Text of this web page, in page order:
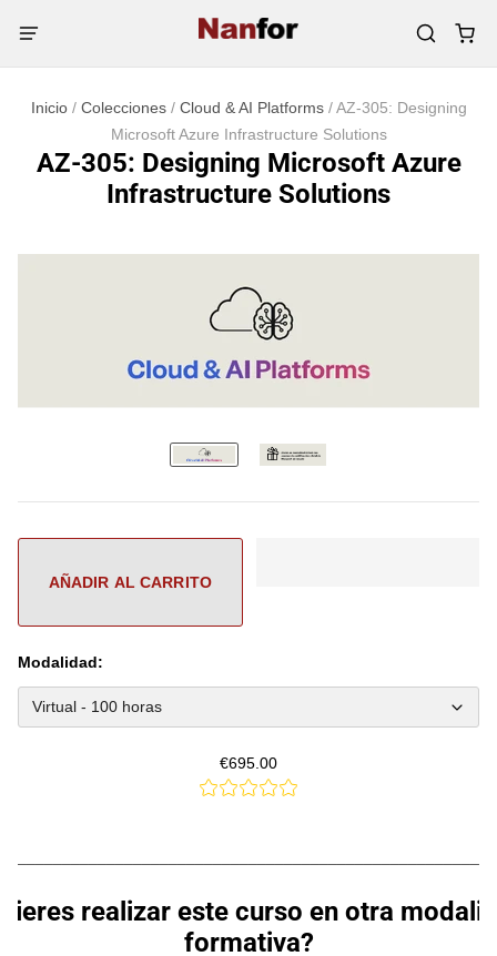
Inicio / Colecciones / Cloud & AI Platforms / AZ-305: Designing
Microsoft Azure Infrastructure Solutions
AZ-305: Designing Microsoft Azure
Infrastructure Solutions
Modalidad:
€695.00
realizar este curso en otra
formativa?